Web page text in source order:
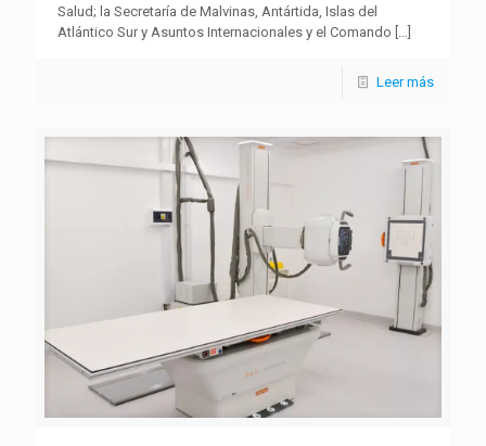
Salud; la Secretaría de Malvinas, Antártida, Islas del
Atlántico Sur y Asuntos Internacionales y el Comando […]
Leer más